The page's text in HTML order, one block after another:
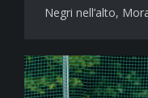
Negri nell’alto,